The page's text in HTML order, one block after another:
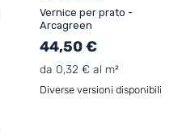
Vernice per prato -
Arcagreen
44,50 €
da 0,32 € al m²
Diverse versioni disponibili